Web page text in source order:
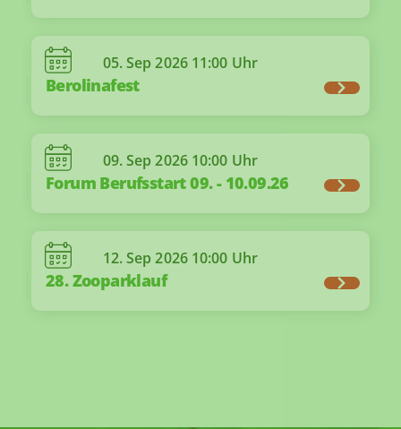
05. Sep 2026 11:00 Uhr
Berolinafest
09. Sep 2026 10:00 Uhr
Forum Berufsstart 09. - 10.09.26
12. Sep 2026 10:00 Uhr
28. Zooparklauf